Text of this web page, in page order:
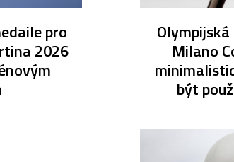
pro
2026 Milano
být